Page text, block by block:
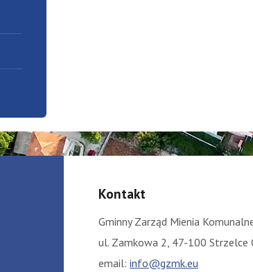
Kontakt
Gminny Zarząd Mienia
ul. Zamkowa 2, 47-100 Strzelce
email: info@gzmk.eu